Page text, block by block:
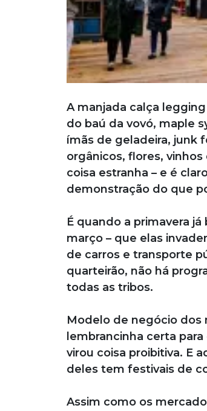
A manjada calça
do baú da vovó, maple
ímãs de geladeira, junk
orgânicos, flores,
coisa estranha – e é
demonstração do que
É quando a primavera
março – que elas
de carros e transporte
quarteirão, não há
todas as tribos.
Modelo de negócio dos
lembrancinha certa
virou coisa proibitiva. E
deles tem festivais de
Assim como os